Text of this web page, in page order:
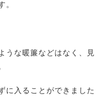
。
うな暖簾などはなく、見
に入ることができました